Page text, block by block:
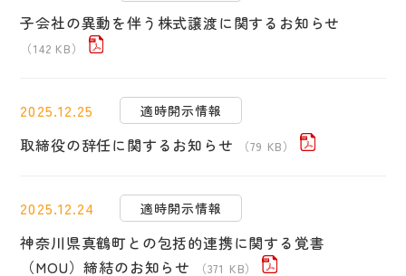
子会社の異動を伴う株式譲渡に関するお知らせ
（142 KB）
2025.12.25 適時開示情報
取締役の辞任に関するお知らせ （79 KB）
2025.12.24 適時開示情報
神奈川県真鶴町との包括的連携に関する覚書
（MOU）締結のお知らせ
（371 KB）